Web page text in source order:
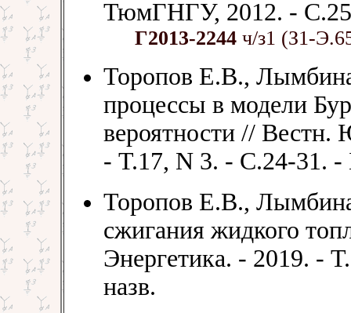
ТюмГНГУ, 2012. -
Г2013-2244 ч/з1 (З1-
Торопов Е.В.,
процессы в модели
вероятности //
- Т.17, N 3. - С.24-31. -
Торопов Е.В.,
сжигания жидкого
Энергетика. - 2019. -
назв.